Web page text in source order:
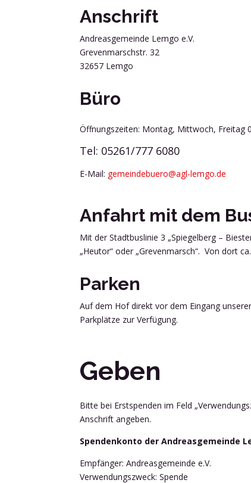
Anschrift
Andreasgemeinde Lemgo e.V.
Grevenmarschstr. 32
32657 Lemgo
Büro
Öffnungszeiten: Montag, Mittwoch, Freitag
Tel: 05261/777 6080
E-Mail: gemeindebuero@agl-lemgo.de
Anfahrt mit dem
Mit der Stadtbuslinie 3 „Spiegelberg –
„Heutor“ oder „Grevenmarsch“. Von dort
Parken
Auf dem Hof direkt vor dem Eingang
Parkplätze zur Verfügung.
Geben
Bitte bei Erstspenden im Feld
Anschrift angeben.
Spendenkonto der Andreasgemeinde
Empfänger: Andreasgemeinde e.V.
Verwendungszweck: Spende